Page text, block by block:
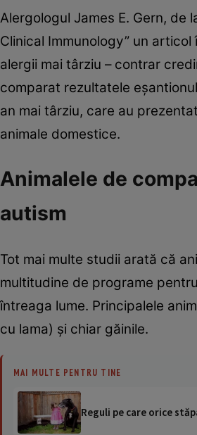
Alergologul James E. Gern, de
Clinical Immunology” un
alergii mai târziu – contrar
comparat rezultatele
an mai târziu, care au
animale domestice.
Animalele de
autism
Tot mai multe studii arată că
multitudine de programe
întreaga lume. Principalele
cu lama) şi chiar găinile.
MAI MULTE PENTRU TINE
Reguli pe care orice